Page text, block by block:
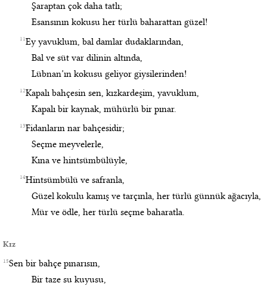
Şaraptan çok daha tatlı;
Esansının kokusu her türlü baharattan güzel!
11Ey yavuklum, bal damlar dudaklarından,
Bal ve süt var dilinin altında,
Lübnan’ın kokusu geliyor giysilerinden!
12Kapalı bahçesin sen, kızkardeşim, yavuklum,
Kapalı bir kaynak, mühürlü bir pınar.
13Fidanların nar bahçesidir;
Seçme meyvelerle,
Kına ve hintsümbülüyle,
14Hintsümbülü ve safranla,
Güzel kokulu kamış ve tarçınla, her türlü günnük ağacıyla,
Mür ve ödle, her türlü seçme baharatla.
Kız
15Sen bir bahçe pınarısın,
Bir taze su kuyusu,